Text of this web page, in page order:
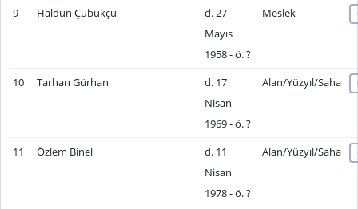
9 Haldun Çubukçu
d. 27
Mayıs
1958 - ö. ?
Meslek
10 Tarhan Gürhan
d. 17
Nisan
1969 - ö. ?
Alan/Yüzyıl/Saha
11 Özlem Binel
d. 11
Nisan
1978 - ö. ?
Alan/Yüzyıl/Saha